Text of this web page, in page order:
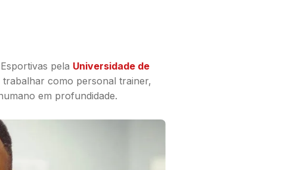
pela Universidade de
trabalhar como personal trainer,
em profundidade.